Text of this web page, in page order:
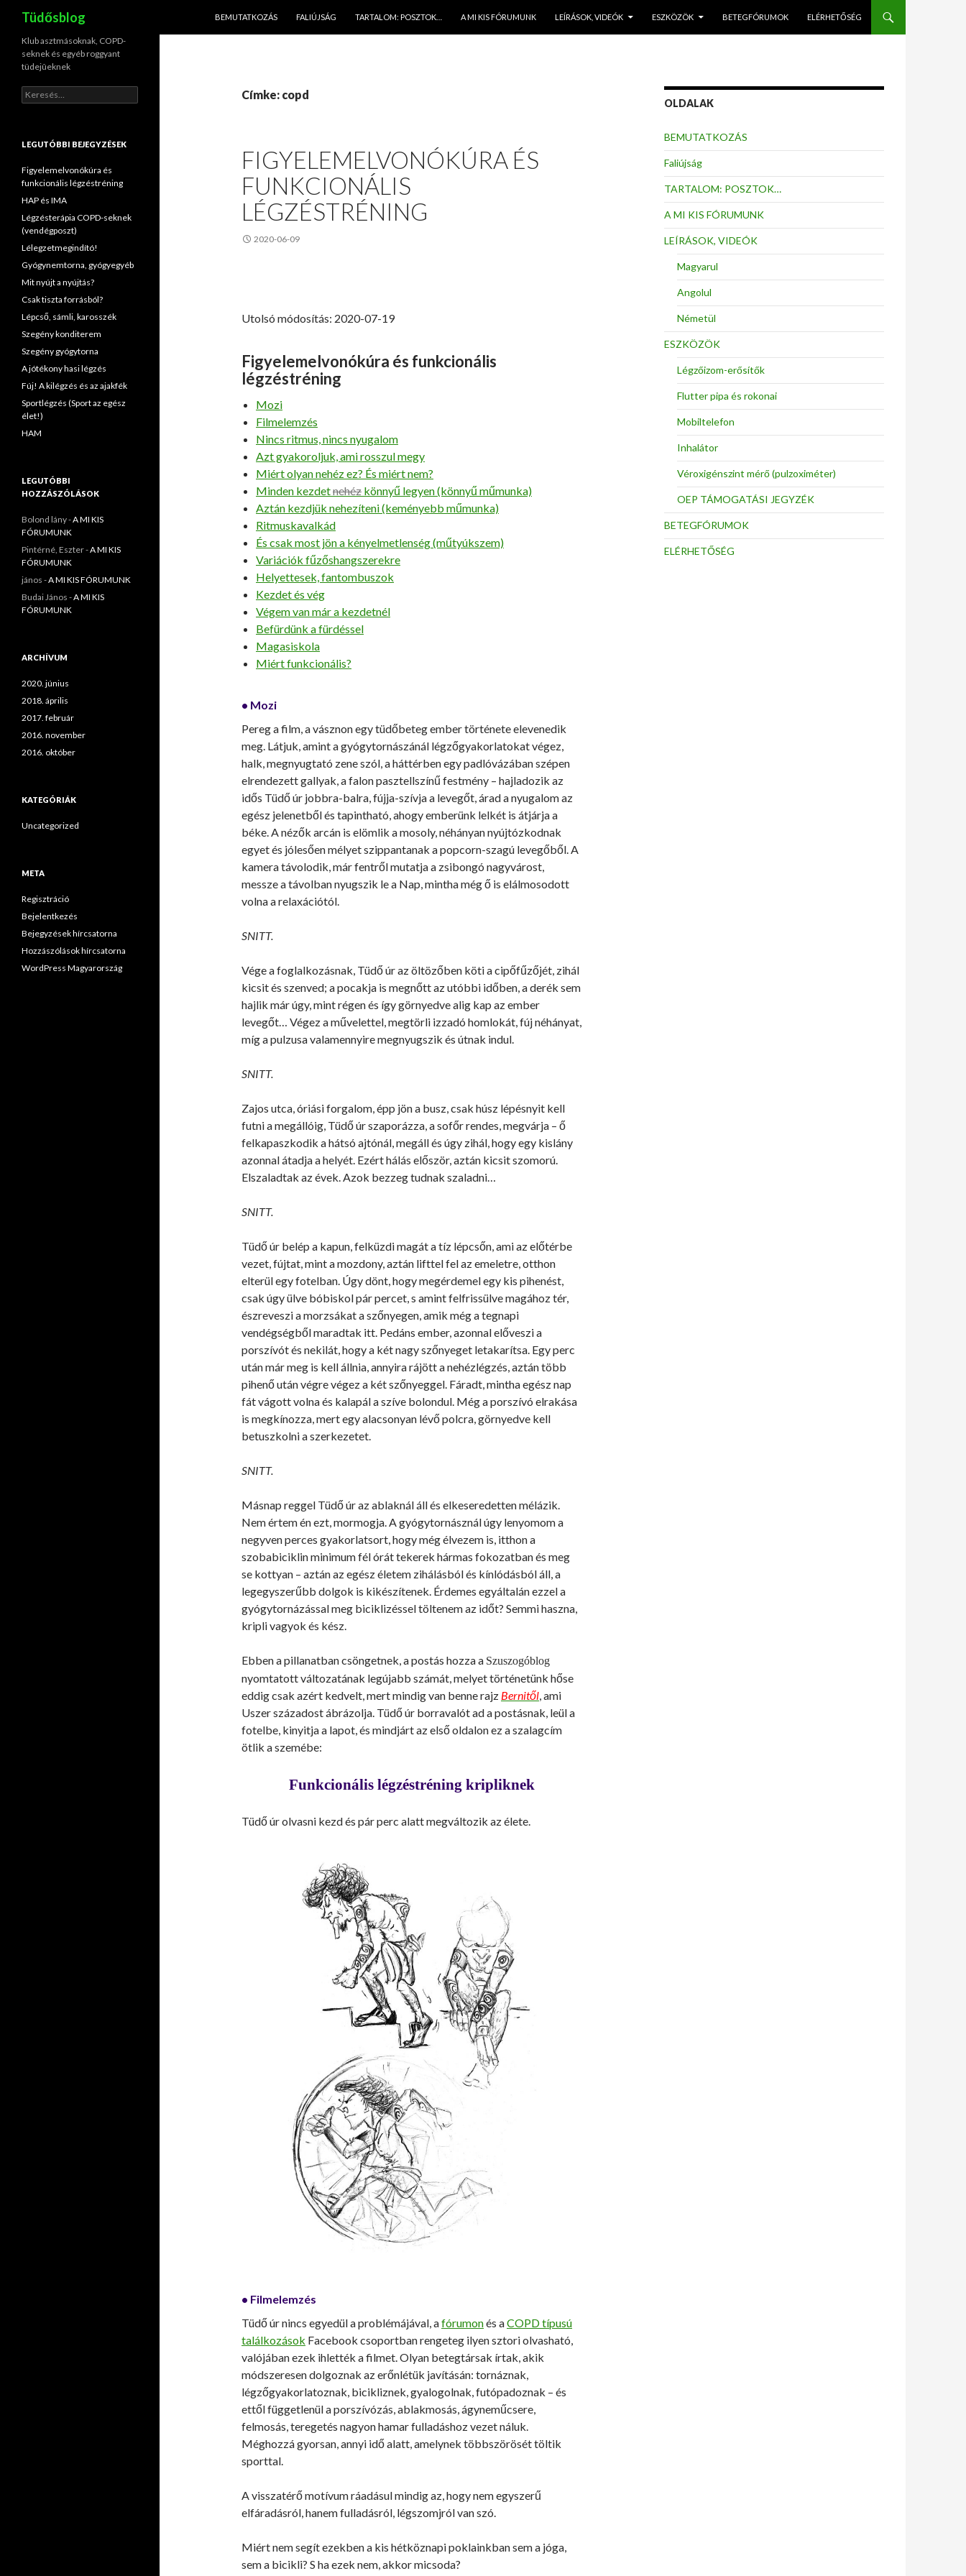
Tüdősblog
BEMUTATKOZÁS
FALIÚJSÁG TARTALOM: POSZTOK… A MI KIS FÓRUMUNK LEÍRÁSOK, VIDEÓK ESZKÖZÖK BETEGFÓRUMOK ELÉRHETŐSÉG
Címke: copd
FIGYELEMELVONÓKÚRA ÉS
FUNKCIONÁLIS
LÉGZÉSTRÉNING
2020-06-09
Utolsó módosítás: 2020-07-19
Figyelemelvonókúra és funkcionális
légzéstréning
Mozi
Filmelemzés
Nincs ritmus, nincs nyugalom
Azt gyakoroljuk, ami rosszul megy
Miért olyan nehéz ez? És miért nem?
Minden kezdetnehéz könnyű legyen (könnyű műmunka)
Aztán kezdjük nehezíteni (keményebb műmunka)
Ritmuskavalkád
És csak most jön a kényelmetlenség (műtyúkszem)
Variációk fűzőshangszerekre
Helyettesek, fantombuszok
Kezdet és vég
Végem van már a kezdetnél
Befürdünk a fürdéssel
Magasiskola
Miért funkcionális?
• Mozi
Pereg a film, a vásznon egy tüdőbeteg ember története elevenedik
meg. Látjuk, amint a gyógytornászánál légzőgyakorlatokat végez,
halk, megnyugtató zene szól, a háttérben egy padlóvázában szépen
elrendezett gallyak, a falon pasztellszínű festmény – hajladozik az
idős Tüdő úr jobbra-balra, fújja-szívja a levegőt, árad a nyugalom az
egész jelenetből és tapintható, ahogy emberünk lelkét is átjárja a
béke. A nézők arcán is elömlik a mosoly, néhányan nyújtózkodnak
egyet és jólesően mélyet szippantanak a popcorn-szagú levegőből. A
kamera távolodik, már fentről mutatja a zsibongó nagyvárost,
messze a távolban nyugszik le a Nap, mintha még ő is elálmosodott
volna a relaxációtól.
SNITT.
Vége a foglalkozásnak, Tüdő úr az öltözőben köti a cipőfűzőjét, zihál
kicsit és szenved; a pocakja is megnőtt az utóbbi időben, a derék sem
hajlik már úgy, mint régen és így görnyedve alig kap az ember
levegőt… Végez a művelettel, megtörli izzadó homlokát, fúj néhányat,
míg a pulzusa valamennyire megnyugszik és útnak indul.
SNITT.
Zajos utca, óriási forgalom, épp jön a busz, csak húsz lépésnyit kell
futni a megállóig, Tüdő úr szaporázza, a sofőr rendes, megvárja – ő
felkapaszkodik a hátsó ajtónál, megáll és úgy zihál, hogy egy kislány
azonnal átadja a helyét. Ezért hálás először, aztán kicsit szomorú.
Elszaladtak az évek. Azok bezzeg tudnak szaladni…
SNITT.
Tüdő úr belép a kapun, felküzdi magát a tíz lépcsőn, ami az előtérbe
vezet, fújtat, mint a mozdony, aztán lifttel fel az emeletre, otthon
elterül egy fotelban. Úgy dönt, hogy megérdemel egy kis pihenést,
csak úgy ülve bóbiskol pár percet, s amint felfrissülve magához tér,
észreveszi a morzsákat a szőnyegen, amik még a tegnapi
vendégségből maradtak itt. Pedáns ember, azonnal előveszi a
porszívót és nekilát, hogy a két nagy szőnyeget letakarítsa. Egy perc
után már meg is kell állnia, annyira rájött a nehézlégzés, aztán több
pihenő után végre végez a két szőnyeggel. Fáradt, mintha egész nap
fát vágott volna és kalapál a szíve bolondul. Még a porszívó elrakása
is megkínozza, mert egy alacsonyan lévő polcra, görnyedve kell
betuszkolni a szerkezetet.
SNITT.
Másnap reggel Tüdő úr az ablaknál áll és elkeseredetten mélázik.
Nem értem én ezt, mormogja. A gyógytornásznál úgy lenyomom a
negyven perces gyakorlatsort, hogy még élvezem is, itthon a
szobabiciklin minimum fél órát tekerek hármas fokozatban és meg
se kottyan – aztán az egész életem zihálásból és kínlódásból áll, a
legegyszerűbb dolgok is kikészítenek. Érdemes egyáltalán ezzel a
gyógytornázással meg biciklizéssel töltenem az időt? Semmi haszna,
kripli vagyok és kész.
Ebben a pillanatban csöngetnek, a postás hozza a Szuszogóblog
nyomtatott változatának legújabb számát, melyet történetünk hőse
eddig csak azért kedvelt, mert mindig van benne rajz Bernitől, ami
Uszer századost ábrázolja. Tüdő úr borravalót ad a postásnak, leül a
fotelbe, kinyitja a lapot, és mindjárt az első oldalon ez a szalagcím
ötlik a szemébe:
Funkcionális légzéstréning kripliknek
Tüdő úr olvasni kezd és pár perc alatt megváltozik az élete.
• Filmelemzés
Tüdő úr nincs egyedül a problémájával, afórumonés aCOPD típusú
találkozások Facebook csoportban rengeteg ilyen sztori olvasható,
valójában ezek ihlették a filmet. Olyan betegtársak írtak, akik
módszeresen dolgoznak az erőnlétük javításán: tornáznak,
légzőgyakorlatoznak, bicikliznek, gyalogolnak, futópadoznak – és
ettől függetlenül a porszívózás, ablakmosás, ágyneműcsere,
felmosás, teregetés nagyon hamar fulladáshoz vezet náluk.
Méghozzá gyorsan, annyi idő alatt, amelynek többszörösét töltik
sporttal.
A visszatérő motívum ráadásul mindig az, hogy nem egyszerű
elfáradásról, hanem fulladásról, légszomjról van szó.
Miért nem segít ezekben a kis hétköznapi poklainkban sem a jóga,
sem a bicikli? S ha ezek nem, akkor micsoda?
OLDALAK
BEMUTATKOZÁS
Faliújság
TARTALOM: POSZTOK…
A MI KIS FÓRUMUNK
LEÍRÁSOK, VIDEÓK
Magyarul
Angolul
Németül
ESZKÖZÖK
Légzőizom-erősítők
Flutter pipa és rokonai
Mobiltelefon
Inhalátor
Véroxigénszint mérő (pulzoximéter)
OEP TÁMOGATÁSI JEGYZÉK
BETEGFÓRUMOK
ELÉRHETŐSÉG
Klub asztmásoknak, COPD-
seknek és egyéb roggyant
tüdejûeknek
Keresés:
LEGUTÓBBI BEJEGYZÉSEK
Figyelemelvonókúra és
funkcionális légzéstréning
HAP és IMA
Légzésterápia COPD-seknek
(vendégposzt)
Lélegzetmegindító!
Gyógynemtorna, gyógyegyéb
Mit nyújt a nyújtás?
Csak tiszta forrásból?
Lépcső, sámli, karosszék
Szegény konditerem
Szegény gyógytorna
A jótékony hasi légzés
Fúj! A kilégzés és az ajakfék
Sportlégzés (Sport az egész
élet!)
HAM
LEGUTÓBBI
HOZZÁSZÓLÁSOK
Bolond lány-A MI KIS
FÓRUMUNK
Pintérné, Eszter-A MI KIS
FÓRUMUNK
jános -A MI KIS FÓRUMUNK
Budai János -A MI KIS
FÓRUMUNK
ARCHÍVUM
2020. június
2018. április
2017. február
2016. november
2016. október
KATEGÓRIÁK
Uncategorized
META
Regisztráció
Bejelentkezés
Bejegyzések hírcsatorna
Hozzászólások hírcsatorna
WordPress Magyarország